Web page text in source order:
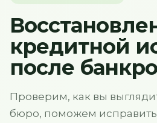
кредитной
после
Проверим, как вы
бюро, поможем